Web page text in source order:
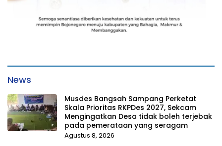
News
Musdes Bangsah Sampang Perketat
Skala Prioritas RKPDes 2027, Sekcam
Mengingatkan Desa tidak boleh terjebak
pada pemerataan yang seragam
Agustus 8, 2026